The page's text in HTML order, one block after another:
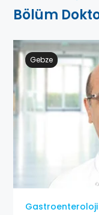
Bölüm
Gebze
Gastroenteroloji